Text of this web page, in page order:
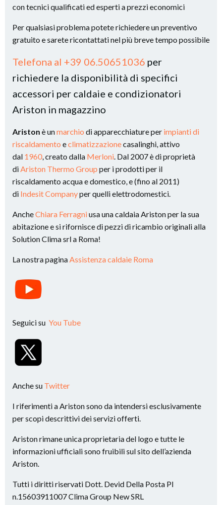
con tecnici qualificati ed esperti a prezzi economici
Per qualsiasi problema potete richiedere un preventivo
gratuito e sarete ricontattati nel più breve tempo possibile
Telefona al +39 06.50651036 per
richiedere la disponibilità di specifici
accessori per caldaie e condizionatori
Ariston in magazzino
Ariston è unmarchio di apparecchiature per impianti di
riscaldamento eclimatizzazionecasalinghi, attivo
dal 1960, creato dalla Merloni. Dal 2007 è di proprietà
diAriston Thermo Group per i prodotti per il
riscaldamento acqua e domestico, e (fino al 2011)
di Indesit Companyper quelli elettrodomestici.
AncheChiara Ferragniusa una caldaia Ariston per la sua
abitazione e si rifornisce di pezzi di ricambio originali alla
Solution Clima srl a Roma!
La nostra paginaAssistenza caldaie Roma
Seguici su You Tube
Anche su Twitter
I riferimenti a Ariston sono da intendersi esclusivamente
per scopi descrittivi dei servizi offerti.
Ariston rimane unica proprietaria del logo e tutte le
informazioni ufficiali sono fruibili sul sito dell’azienda
Ariston.
Tutti i diritti riservati Dott. Devid Della Posta PI
n.15603911007 Clima Group New SRL